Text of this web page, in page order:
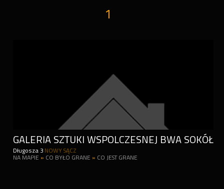
1
GALERIA SZTUKI WSPOLCZESNEJ BWA SOKÓŁ
Długosza 3 NOWY SĄCZ
NA MAPIE » CO BYŁO GRANE » CO JEST GRANE